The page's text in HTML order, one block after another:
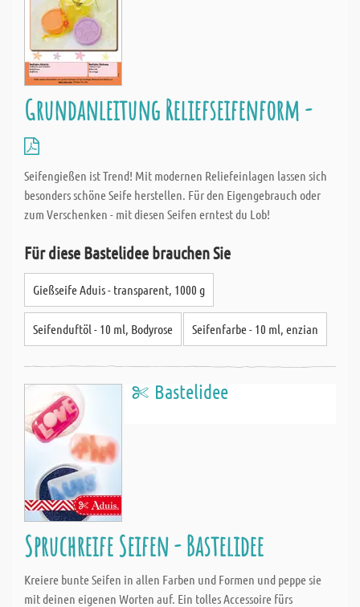
Grundanleitung Reliefseifenform -
Seifengießen ist Trend! Mit modernen Reliefeinlagen lassen sich
besonders schöne Seife herstellen. Für den Eigengebrauch oder
zum Verschenken - mit diesen Seifen erntest du Lob!
Für diese Bastelidee brauchen Sie
Gießseife Aduis - transparent, 1000 g
Seifenduftöl - 10 ml, Bodyrose Seifenfarbe - 10 ml, enzian
Bastelidee
Spruchreife Seifen - Bastelidee
Kreiere bunte Seifen in allen Farben und Formen und peppe sie
mit deinen eigenen Worten auf. Ein tolles Accessoire fürs